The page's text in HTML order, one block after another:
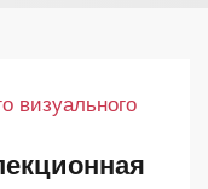
визуального